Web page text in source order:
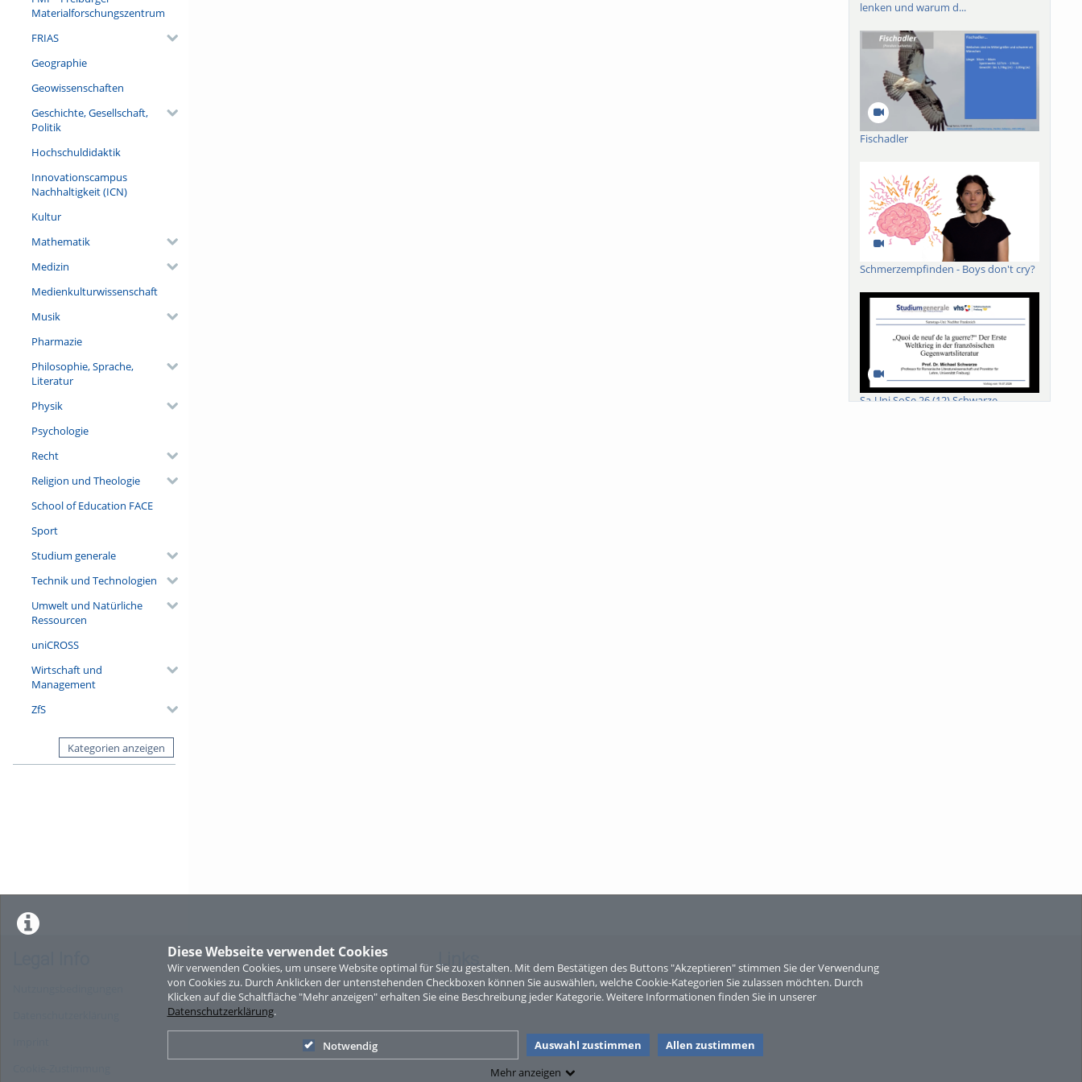
Diese Webseite verwendet Cookies
Wir verwenden Cookies, um unsere Website optimal für Sie zu gestalten. Mit dem Bestätigen des Buttons "Akzeptieren" stimmen Sie der Verwendung
von Cookies zu. Durch Anklicken der untenstehenden Checkboxen können Sie auswählen, welche Cookie-Kategorien Sie zulassen möchten. Durch
Klicken auf die Schaltfläche "Mehr anzeigen" erhalten Sie eine Beschreibung jeder Kategorie. Weitere Informationen finden Sie in unserer
Datenschutzerklärung.
Notwendig Auswahl zustimmen
Allen zustimmen
Mehr anzeigen
Materialforschungszentrum
FRIAS
Geographie
Geowissenschaften
Geschichte, Gesellschaft,
Politik
Hochschuldidaktik
Innovationscampus
Nachhaltigkeit (ICN)
Kultur
Mathematik
Medizin
Medienkulturwissenschaft
Musik
Pharmazie
Philosophie, Sprache,
Literatur
Physik
Psychologie
Recht
Religion und Theologie
School of Education FACE
Sport
Studium generale
Technik und Technologien
Umwelt und Natürliche
Ressourcen
uniCROSS
Wirtschaft und
Management
ZfS
Kategorien anzeigen
lenken und warum d...
Fischadler
Schmerzempfinden - Boys don't cry?
Sa-Uni SoSe 26 (12) Schwarze
Sperber
Links
Sitemap